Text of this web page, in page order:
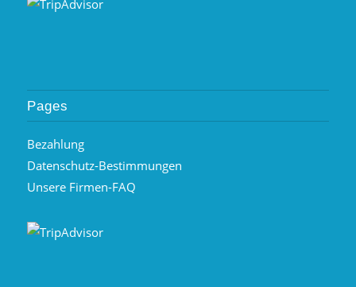
Pages
Bezahlung
Datenschutz-Bestimmungen
Unsere Firmen-FAQ